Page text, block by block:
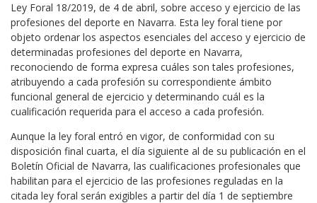
Ley Foral 18/2019, de 4 de abril, sobre acceso y ejercicio de las
profesiones del deporte en Navarra. Esta ley foral tiene por
objeto ordenar los aspectos esenciales del acceso y ejercicio de
determinadas profesiones del deporte en Navarra,
reconociendo de forma expresa cuáles son tales profesiones,
atribuyendo a cada profesión su correspondiente ámbito
funcional general de ejercicio y determinando cuál es la
cualificación requerida para el acceso a cada profesión.
Aunque la ley foral entró en vigor, de conformidad con su
disposición final cuarta, el día siguiente al de su publicación en el
Boletín Oficial de Navarra, las cualificaciones profesionales que
habilitan para el ejercicio de las profesiones reguladas en la
citada ley foral serán exigibles a partir del día 1 de septiembre